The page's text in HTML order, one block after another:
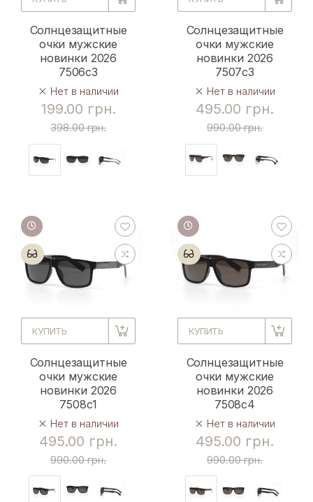
Солнцезащитные
очки мужские
новинки 2026
7506c3
Нет в наличии
199.00 грн.
398.00 грн.
Солнцезащитные
очки мужские
новинки 2026
7507c3
Нет в наличии
495.00 грн.
990.00 грн.
КУПИТЬ
Солнцезащитные
очки мужские
новинки 2026
7508c1
Нет в наличии
495.00 грн.
990.00 грн.
КУПИТЬ
Солнцезащитные
очки мужские
новинки 2026
7508c4
Нет в наличии
495.00 грн.
990.00 грн.